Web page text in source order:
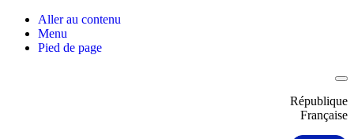
Aller au contenu
Menu
Pied de page
République
Française